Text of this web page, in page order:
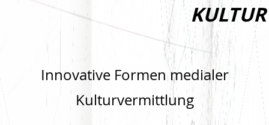
KULTUR
Innovative Formen medialer
Kulturvermittlung